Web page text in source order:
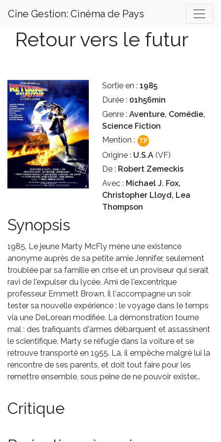
Cine Gestion: Cinéma de Pays
Retour vers le futur
Sortie en : 1985
Durée : 01h56min
Genre : Aventure, Comédie,
Science Fiction
Mention :
Origine : U.S.A (VF)
De : Robert Zemeckis
Avec : Michael J. Fox,
Christopher Lloyd, Lea
Thompson
Synopsis
1985. Le jeune Marty McFly mène une existence
anonyme auprès de sa petite amie Jennifer, seulement
troublée par sa famille en crise et un proviseur qui serait
ravi de l'expulser du lycée. Ami de l'excentrique
professeur Emmett Brown, il l'accompagne un soir
tester sa nouvelle expérience : le voyage dans le temps
via une DeLorean modifiée. La démonstration tourne
mal : des trafiquants d'armes débarquent et assassinent
le scientifique. Marty se réfugie dans la voiture et se
retrouve transporté en 1955. Là, il empêche malgré lui la
rencontre de ses parents, et doit tout faire pour les
remettre ensemble, sous peine de ne pouvoir exister...
Critique